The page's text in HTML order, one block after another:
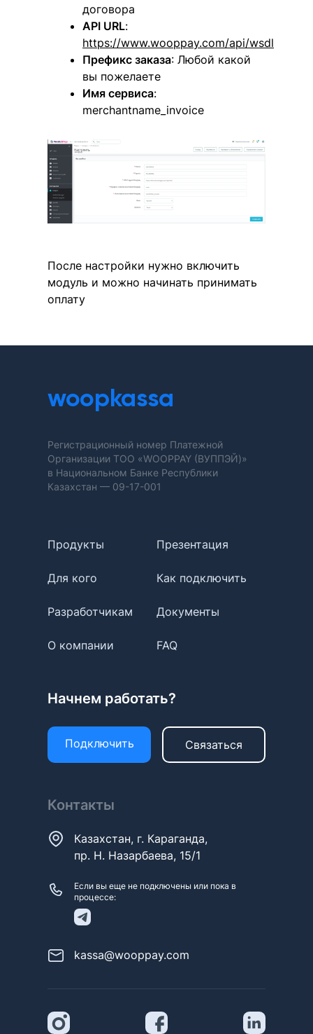
договора
API URL:
https://www.wooppay.com/api/wsdl
Префикс заказа: Любой какой
вы пожелаете
Имя сервиса:
merchantname_invoice
После настройки нужно включить
модуль и можно начинать принимать
оплату
woopkassa
Регистрационный номер Платежной
Организации ТОО «WOOPPAY (ВУППЭЙ)»
в Национальном Банке Республики
Казахстан — 09-17-001
Продукты Презентация
Для кого Как подключить
Разработчикам Документы
О компании FAQ
Начнем работать?
Подключить Связаться
Контакты
Если вы еще не подключены или пока в
процессе:
kassa@wooppay.com
Казахстан, г. Караганда,
пр. Н. Назарбаева, 15/1